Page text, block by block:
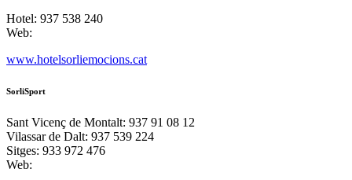
Hotel: 937 538 240
Web:
www.hotelsorliemocions.cat
SorliSport
Sant Vicenç de Montalt: 937 91 08 12
Vilassar de Dalt: 937 539 224
Sitges: 933 972 476
Web: